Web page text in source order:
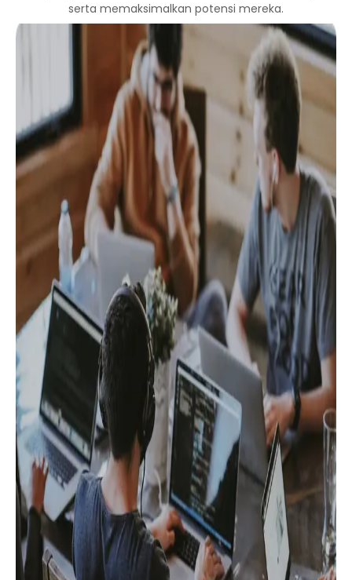
serta memaksimalkan potensi mereka.